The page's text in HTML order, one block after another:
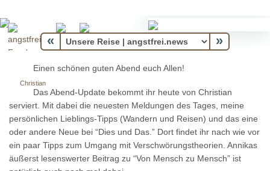
« »
Christian
Einen schönen guten Abend euch Allen!
Das Abend-Update bekommt ihr heute von Christian
serviert. Mit dabei die neuesten Meldungen des Tages, meine
persönlichen Lieblings-Tipps (Wandern und Reisen) und das eine
oder andere Neue bei “Dies und Das.” Dort findet ihr nach wie vor
ein paar Tipps zum Umgang mit Verschwörungstheorien. Annikas
äußerst lesenswerter Beitrag zu “Von Mensch zu Mensch” ist